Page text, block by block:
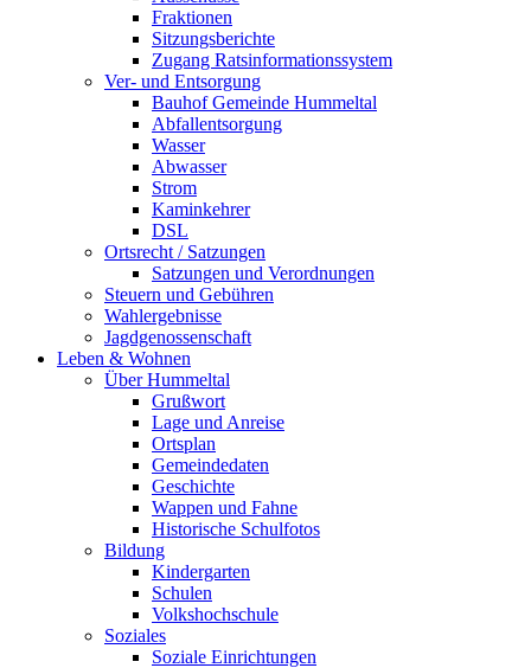
Fraktionen
Sitzungsberichte
Zugang Ratsinformationssystem
Ver- und Entsorgung
Bauhof Gemeinde Hummeltal
Abfallentsorgung
Wasser
Abwasser
Strom
Kaminkehrer
DSL
Ortsrecht / Satzungen
Satzungen und Verordnungen
Steuern und Gebühren
Wahlergebnisse
Jagdgenossenschaft
Leben & Wohnen
Über Hummeltal
Grußwort
Lage und Anreise
Ortsplan
Gemeindedaten
Geschichte
Wappen und Fahne
Historische Schulfotos
Bildung
Kindergarten
Schulen
Volkshochschule
Soziales
Soziale Einrichtungen